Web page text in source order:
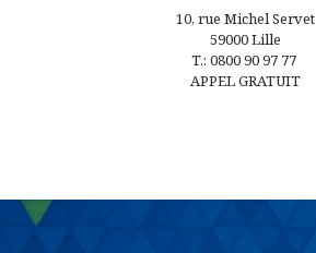
10, rue Michel Servet
59000 Lille
T.: 0800 90 97 77
APPEL GRATUIT